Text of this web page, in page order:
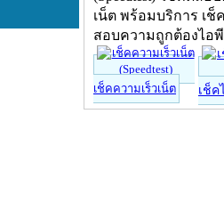
เน็ต พร้อมบริการ เช็
สอบความถูกต้องไอ
เช็คความเร็วเน็ต เช็ค